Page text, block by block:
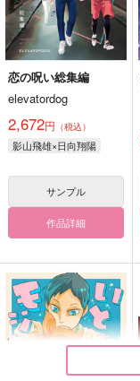
恋の呪い総集編
elevatordog
2,672円 （税込）
影山飛雄×日向翔陽
サンプル
作品詳細